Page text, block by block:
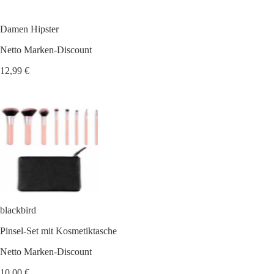
Damen Hipster
Netto Marken-Discount
12,99 €
blackbird
Pinsel-Set mit Kosmetiktasche
Netto Marken-Discount